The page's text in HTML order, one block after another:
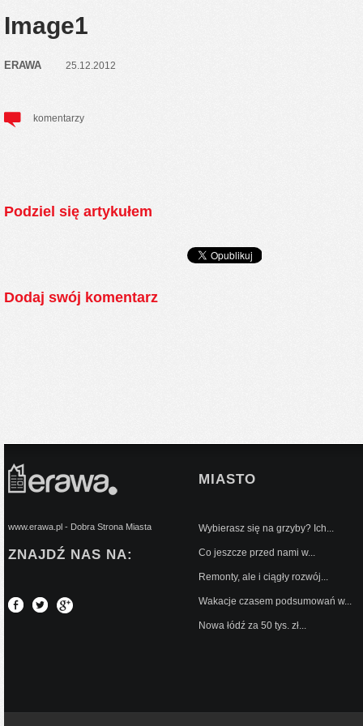
Image1
ERAWA 25.12.2012
komentarzy
Podziel się artykułem
Dodaj swój komentarz
www.erawa.pl - Dobra Strona Miasta
ZNAJDŹ NAS NA:
MIASTO
Wybierasz się na grzyby? Ich...
Co jeszcze przed nami w...
Remonty, ale i ciągły rozwój...
Wakacje czasem podsumowań w...
Nowa łódź za 50 tys. zł...